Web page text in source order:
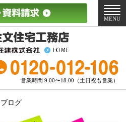
営業時間 9:00〜18:00（土日祝も営業）
メ
ニ
MENU
ログ